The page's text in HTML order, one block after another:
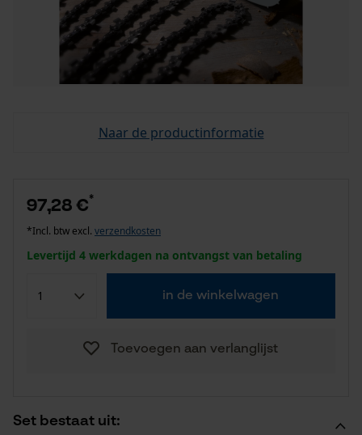
Naar de productinformatie
Set bestaat uit:
97,28 €*
*Incl. btw excl. verzendkosten
Levertijd 4 werkdagen na ontvangst van betaling
in de winkelwagen
Toevoegen aan verlanglijst